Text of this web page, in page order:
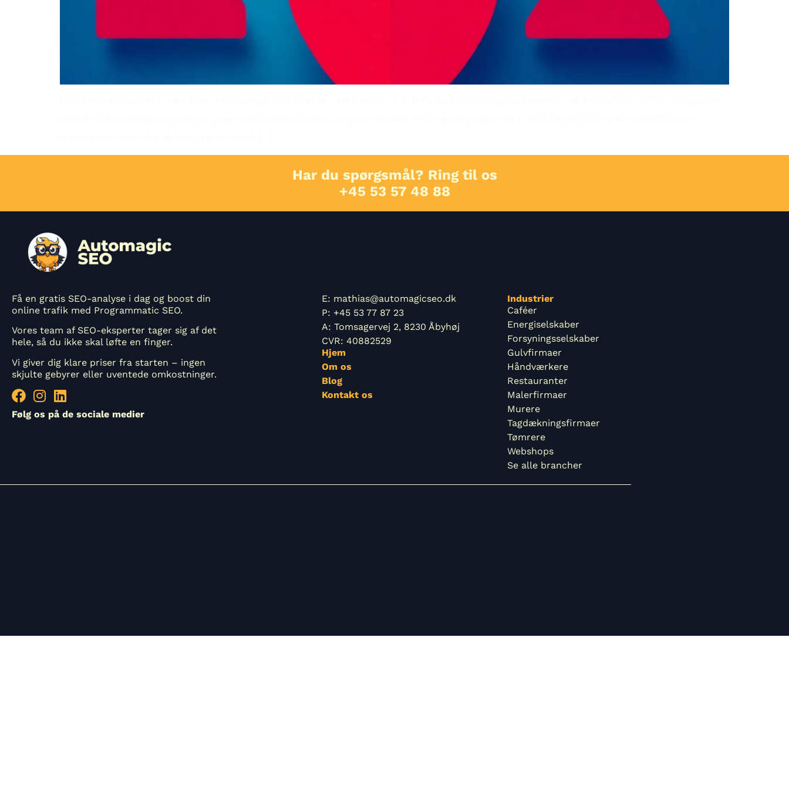
Har du spørgsmål? Ring til os
+45 53 57 48 88
Få en gratis SEO-analyse i dag og boost din
online trafik med Programmatic SEO.
Vores team af SEO-eksperter tager sig af det
hele, så du ikke skal løfte en finger.
Vi giver dig klare priser fra starten – ingen
skjulte gebyrer eller uventede omkostninger.
Følg os på de sociale medier
E: mathias@automagicseo.dk
P: +45 53 77 87 23
A: Tomsagervej 2, 8230 Åbyhøj
CVR: 40882529
Hjem
Om os
Blog
Kontakt os
Industrier
Caféer
Energiselskaber
Forsyningsselskaber
Gulvfirmaer
Håndværkere
Restauranter
Malerfirmaer
Murere
Tagdækningsfirmaer
Tømrere
Webshops
Se alle brancher